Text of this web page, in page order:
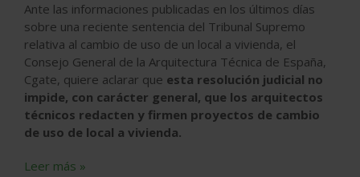
Ante las informaciones publicadas en los últimos días
sobre una reciente sentencia del Tribunal Supremo
relativa al cambio de uso de un local a vivienda, el
Consejo General de la Arquitectura Técnica de España,
Cgate, quiere aclarar que esta resolución judicial no
impide, con carácter general, que los arquitectos
técnicos redacten y firmen proyectos de cambio
de uso de local a vivienda.
Leer más »